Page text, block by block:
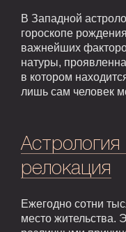
В Западной
гороскопе
важнейших
натуры,
в котором
лишь сам человек
релокация
Ежегодно сотни
место жительства.